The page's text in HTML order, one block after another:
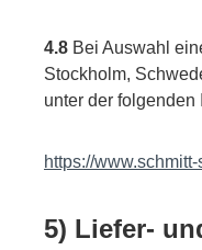
4.8 Bei Auswahl
Stockholm,
unter der folgenden
https://
5) Liefer-